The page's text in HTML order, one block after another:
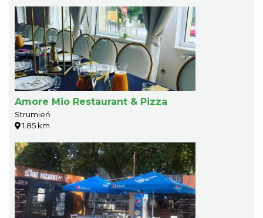
Amore Mio Restaurant & Pizza
Strumień
1.85 km